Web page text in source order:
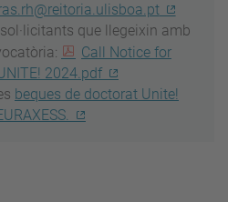
que llegeixin amb
Call Notice for
2024.pdf
beques de doctorat Unite!